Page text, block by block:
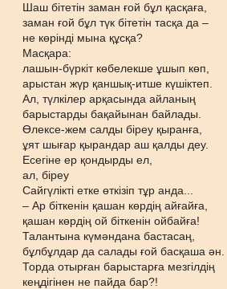
Шаш бітетін заман ғой бұл қасқаға,
заман ғой бұл түк бітетін тасқа да –
не көрінді мына құсқа?
Масқара:
лашын-бүркіт көбелекше ұшып көп,
арыстан жүр қаншық-итше күшіктеп.
Ал, түлкілер арқасында айланың
барыстарды бақайынан байлады.
Өлексе-жем салды біреу қыранға,
ұят шығар қырандар аш қалды деу.
Есегіне ер қондырды ел,
ал, біреу
Сайгүлікті етке өткізіп тұр анда...
– Ар біткенін қашан көрдің айғайға,
қашан көрдің ой біткенін ойбайға!
Талантына күмәндана бастасаң,
бұлбұлдар да салады ғой басқаша ән.
Торда отырған барыстарға мезгілдің
кеңдігінен не пайда бар?!